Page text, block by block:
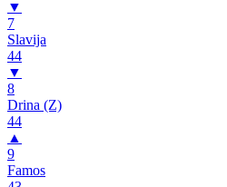
▼
7
Slavija
44
▼
8
Drina (Z)
44
▲
9
Famos